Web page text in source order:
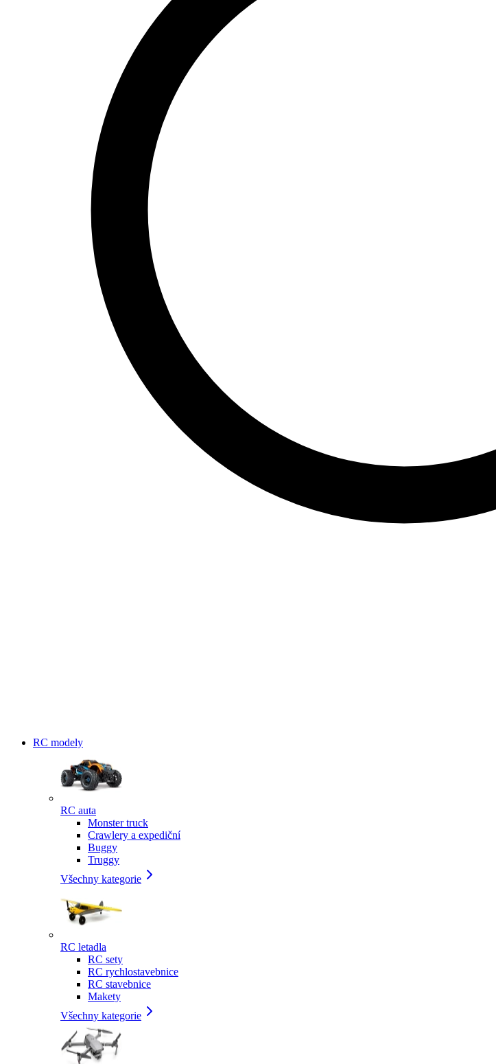
RC modely
RC auta
Monster truck
Crawlery a expediční
Buggy
Truggy
Všechny kategorie
RC letadla
RC sety
RC rychlostavebnice
RC stavebnice
Makety
Všechny kategorie